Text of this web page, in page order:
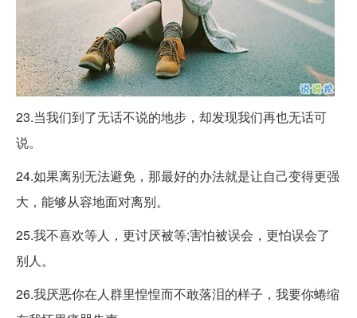
23.当我们到了无话不说的地步，却发现我们再也无话可
说。
24.如果离别无法避免，那最好的办法就是让自己变得更强
大，能够从容地面对离别。
25.我不喜欢等人，更讨厌被等;害怕被误会，更怕误会了
别人。
26.我厌恶你在人群里惶惶而不敢落泪的样子，我要你蜷缩